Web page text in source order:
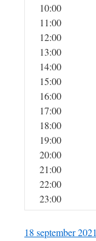
10:00
11:00
12:00
13:00
14:00
15:00
16:00
17:00
18:00
19:00
20:00
21:00
22:00
23:00
18 september 2021